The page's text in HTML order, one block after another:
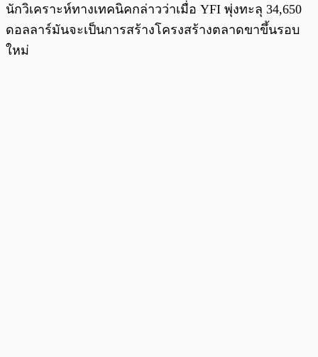
นักวิเคราะห์ทางเทคนิคกล่าวว่าเมื่อ YFI พุ่งทะลุ 34,650
ดอลลาร์มันจะเป็นการสร้างโครงสร้างตลาดขาขึ้นรอบ
ใหม่